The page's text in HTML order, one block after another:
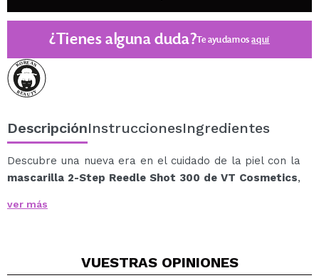
¿Tienes alguna duda?Te ayudamosaquí
DescripciónInstruccionesIngredientes
Descubre una nueva era en el cuidado de la piel con la
mascarilla 2-Step Reedle Shot 300 de VT Cosmetics,
naturaleza para revelar una piel más suave,
tecnología exclusiva estimula suavemente la piel,
ver más
VUESTRAS OPINIONES